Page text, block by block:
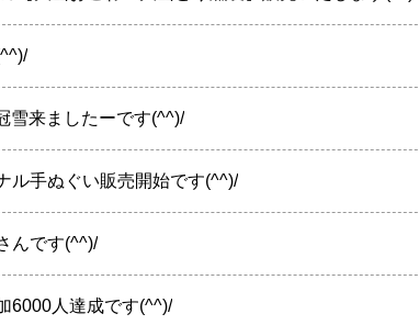
雪来ましたーです(^^)/
ル手ぬぐい販売開始です(^^)/
んです(^^)/
6000人達成です(^^)/